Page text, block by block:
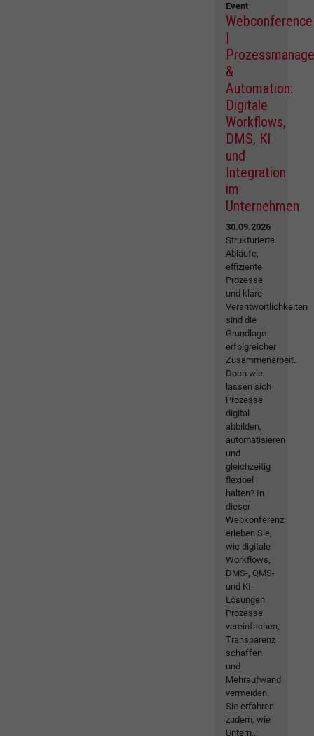
Event
Webconference
|
&
Automation:
Digitale
Workflows,
DMS, KI
und
Integration
im
Unternehmen
30.09.2026
Strukturierte
Abläufe,
effiziente
Prozesse
und klare
Verantwortlichkeiten
sind die
Grundlage
erfolgreicher
Zusammenarbeit.
Doch wie
lassen sich
Prozesse
digital
abbilden,
automatisieren
und
gleichzeitig
flexibel
halten? In
dieser
Webkonferenz
erleben Sie,
wie digitale
Workflows,
DMS-, QMS-
und KI-
Lösungen
Prozesse
vereinfachen,
Transparenz
schaffen
und
Mehraufwand
vermeiden.
Sie erfahren
zudem, wie
Untern...